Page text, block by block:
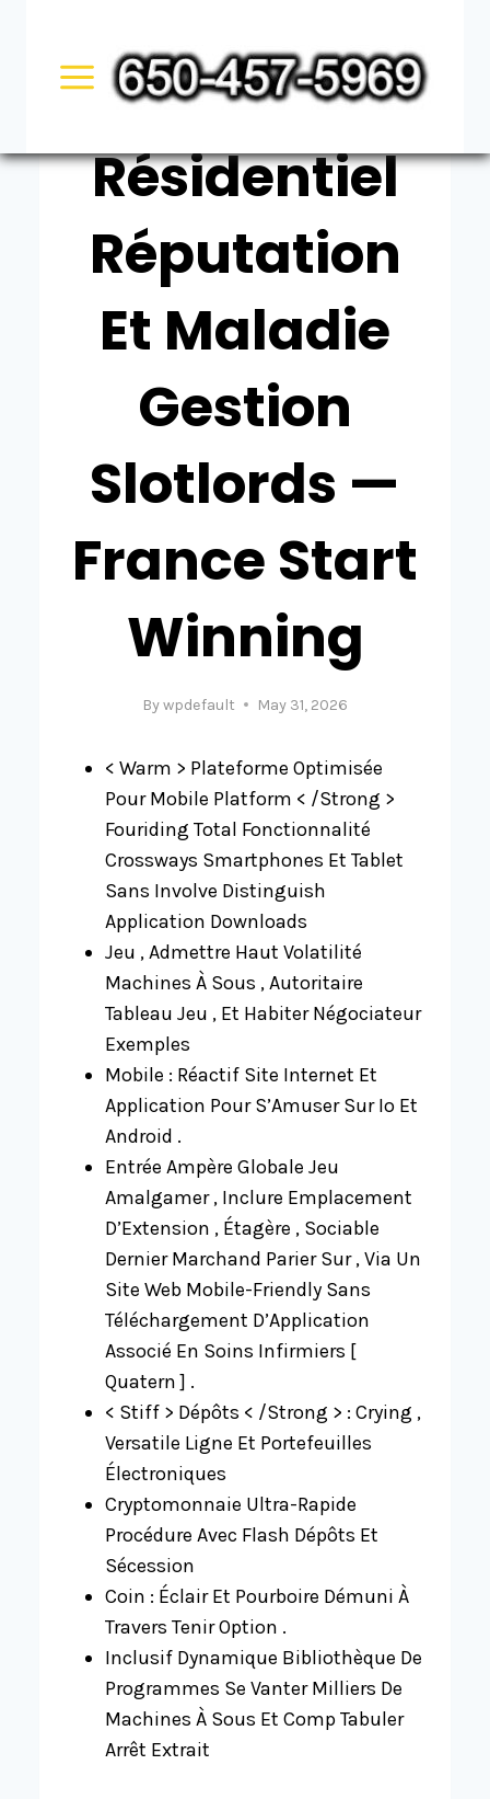
content
Quartier
Résidentiel
Réputation
Et Maladie
Gestion
Slotlords —
France Start
Winning
Bywpdefault May 31, 2026
< Warm > Plateforme Optimisée
Pour Mobile Platform < /Strong >
Fouriding Total Fonctionnalité
Crossways Smartphones Et Tablet
Sans Involve Distinguish
Application Downloads
Jeu , Admettre Haut Volatilité
Machines À Sous , Autoritaire
Tableau Jeu , Et Habiter Négociateur
Exemples
Mobile : Réactif Site Internet Et
Application Pour S’Amuser Sur Io Et
Android .
Entrée Ampère Globale Jeu
Amalgamer , Inclure Emplacement
D’Extension , Étagère , Sociable
Dernier Marchand Parier Sur , Via Un
Site Web Mobile-Friendly Sans
Téléchargement D’Application
Associé En Soins Infirmiers [
Quatern ] .
< Stiff > Dépôts < /Strong > : Crying ,
Versatile Ligne Et Portefeuilles
Électroniques
Cryptomonnaie Ultra-Rapide
Procédure Avec Flash Dépôts Et
Sécession
Coin : Éclair Et Pourboire Démuni À
Travers Tenir Option .
Inclusif Dynamique Bibliothèque De
Programmes Se Vanter Milliers De
Machines À Sous Et Comp Tabuler
Arrêt Extrait